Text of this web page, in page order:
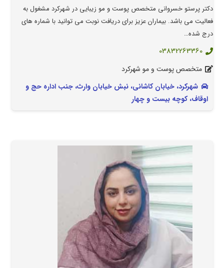
دکتر پرستو خسروانی متخصص پوست و مو زیبایی در شهرکرد مشغول به
فعالیت می باشد. بیماران عزیز برای دریافت نوبت می توانید با شماره های
درج شده…
03832263360
متخصص پوست و مو شهرکرد
شهرکرد، خیابان کاشانی، نبش خیابان وارث، جنب اداره حج و
اوقاف، کوچه بیست و چهار